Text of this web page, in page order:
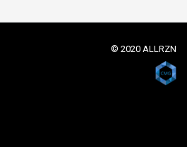
© 2020 ALLRZN